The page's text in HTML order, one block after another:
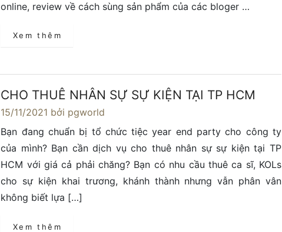
online, review về cách sùng sản phẩm của các bloger …
Xem thêm
CHO THUÊ NHÂN SỰ SỰ KIỆN TẠI TP HCM
15/11/2021 bởi pgworld
Bạn đang chuẩn bị tổ chức tiệc year end party cho công ty
của mình? Bạn cần dịch vụ cho thuê nhân sự sự kiện tại TP
HCM với giá cả phải chăng? Bạn có nhu cầu thuê ca sĩ, KOLs
cho sự kiện khai trương, khánh thành nhưng vẫn phân vân
không biết lựa […]
Xem thêm